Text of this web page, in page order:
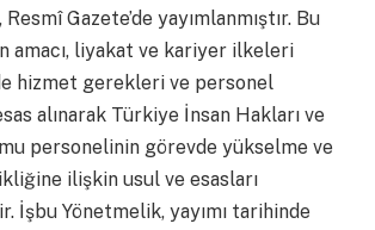
Gazete’de yayımlanmıştır. Bu
amacı, liyakat ve kariyer ilkeleri
hizmet gerekleri ve personel
alınarak Türkiye İnsan Hakları ve
personelinin görevde yükselme ve
ilişkin usul ve esasları
İşbu Yönetmelik, yayımı tarihinde